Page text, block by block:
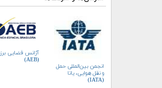
انجمن بین‌المللی حمل
و نقل هوایی، یاتا
(IATA)
آژانس فضایی
(AEB)